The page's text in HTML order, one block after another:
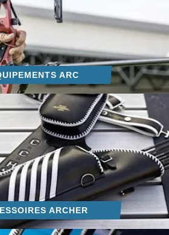
ARC
ARCHER